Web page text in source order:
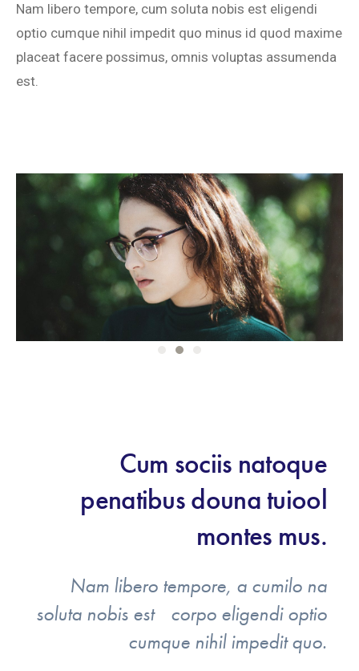
Nam libero tempore, cum soluta nobis est eligendi
optio cumque nihil impedit quo minus id quod maxime
placeat facere possimus, omnis voluptas assumenda
est.
Cum sociis natoque
penatibus douna tuiool
montes mus.
Nam libero tempore, a cumilo na
soluta nobis est corpo eligendi optio
cumque nihil impedit quo.